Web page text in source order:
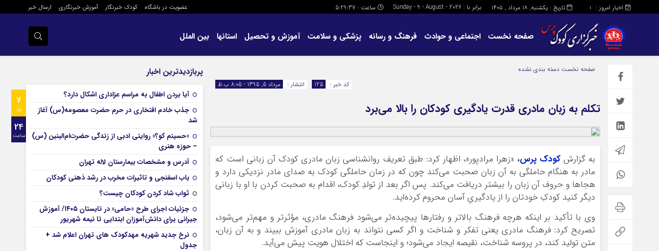
اخبار امروز : 1 تاریخ : یکشنبه, ۱۸ مرداد , ۱۴۰۵ برابر با : Sunday - 9 - August - 2026 ساعت : 5:29:37 عضویت در باشگاه کودک خبرنگار آموزش خبرنگاری ارسال خبر
صفحه نخست اجتماعی و حوادث فرهنگ و رسانه پزشکی و سلامت آموزش و تحصیل استانها بین الملل
صفحه نخست دسته بندی نشده
انتشار :
مرداد 5, 1395 - 8:05 ب.ظ کد خبر : 125
تکلم به زبان مادری قدرت یادگیری کودکان را بالا می‌برد
به گزارشکودک پرس، «زهرا مرادپور»، اظهار کرد: طبق تعریف روانشناسی زبان مادری کودک آن زبانی است که
مادر به هنگام حاملگی به آن زبان صحبت می‌کند چون که در زمان حاملگی کودک به صدای مادر نزدیکی دارد و
هجاها و حروف آن زبان را بیشتر دریافت می‌کند. پس اگر بعد از تولدِ کودک، اقدام به صحبت کردن با او با زبانی
دیگر کنید کودکِ خودتان را از یادگیریِ آسان محروم کرده‌اید.
وی با تأکید بر اینکه هرچه فرهنگ بالاتر و رفتارها پیچیده‌تر می‌شود فرهنگ مادری، مؤثرتر و مهم‌تر می‌شود،
تصریح کرد: فرهنگ مادری یعنی تفکر و شناخت و اگر کسی نتواند به زبان مادری آموزش ببیند و به آن زبان،
متن تولید کند، در پروسه شناخت، نقیصه ایجاد می‌شود؛ و اینجاست که اختلال هویت پیش می‌آید.
پربازدیدترین اخبار
7
روز
24
ساعت
آیا بردن اطفال به مراسم عزادارى اشکال دارد؟
جذب خادم افتخاری در حرم حضرت معصومه(س) آغاز
شد
«حسینم کو؟» روایتی ادبی از زندگی حضرت‌ام‌البنین (س)
– حوزه هنری
آدرس و مشخصات بیمارستان لاله تهران
باب اسفنجی و تاثیرات مخرب در رشد ذهنی کودکان
ثواب شاد کردن کودکان چیست؟
جزئیات اجرای طرح «حامی» در تابستان ۱۴۰۵/ آموزش
جبرانی برای دانش‌آموزان ابتدایی تا نیمه شهریور
نرخ جدید شهریه مهدکودک های تهران اعلام شد +
جدول